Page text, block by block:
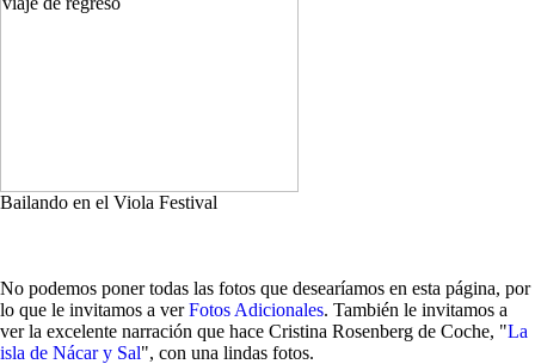
Bailando en el Viola Festival
No podemos poner todas las fotos que desearíamos en esta página, por
lo que le invitamos a verFotos Adicionales. También le invitamos a
ver la excelente narración que hace Cristina Rosenberg de Coche, "La
isla de Nácar y Sal", con una lindas fotos.